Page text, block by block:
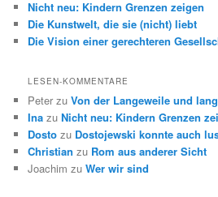
Nicht neu: Kindern Grenzen zeigen
Die Kunstwelt, die sie (nicht) liebt
Die Vision einer gerechteren
LESEN-KOMMENTARE
Peter zuVon der Langeweile und
Ina zuNicht neu: Kindern Grenzen
Dosto zu Dostojewski konnte auch
Christian zu Rom aus anderer Sicht
Joachim zuWer wir sind